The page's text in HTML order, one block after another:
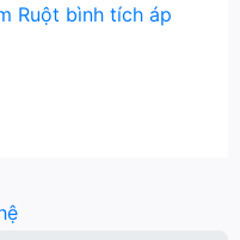
Ruột bình tích áp